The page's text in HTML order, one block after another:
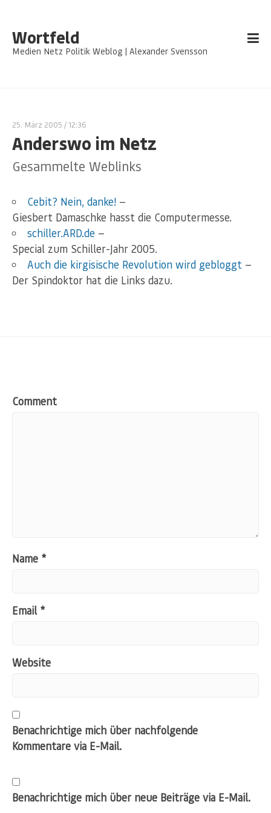
Wortfeld
Medien Netz Politik Weblog | Alexander Svensson
25. März 2005 / 12:36
Anderswo im Netz
Gesammelte Weblinks
Cebit? Nein, danke!—
Giesbert Damaschke hasst die Computermesse.
schiller.ARD.de—
Special zum Schiller-Jahr 2005.
Auch die kirgisische Revolution wird gebloggt—
Der Spindoktor hat die Links dazu.
Comment
Name *
Email *
Website
Benachrichtige mich über nachfolgende
Kommentare via E-Mail.
Benachrichtige mich über neue Beiträge via E-Mail.